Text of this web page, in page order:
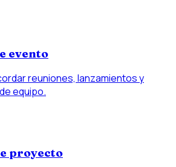
evento
reuniones, lanzamientos y
equipo.
proyecto